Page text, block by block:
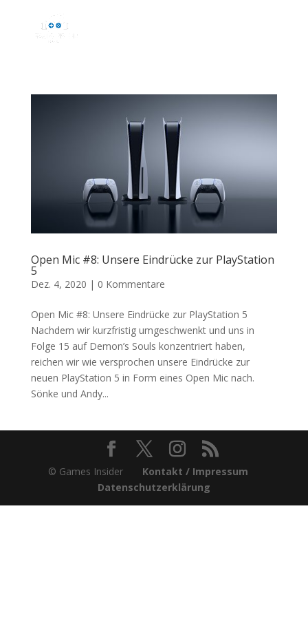
Open Mic #8: Unsere Eindrücke zur PlayStation
5
Dez. 4, 2020 | 0 Kommentare
Open Mic #8: Unsere Eindrücke zur PlayStation 5
Nachdem wir kurzfristig umgeschwenkt und uns in
Folge 15 auf Demon’s Souls konzentriert haben,
reichen wir wie versprochen unsere Eindrücke zur
neuen PlayStation 5 in Form eines Open Mic nach.
Sönke und Andy...
© Games Insider Kontakt / Impressum
Datenschutzerklärung